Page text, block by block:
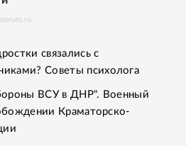
связались с
Советы психолога
ВСУ в ДНР". Военный
Краматорско-